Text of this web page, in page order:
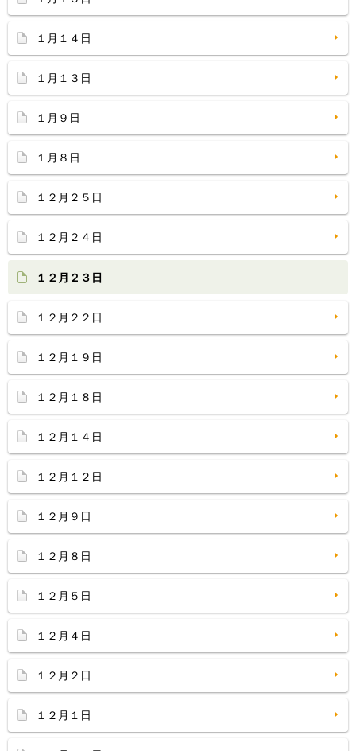
１月１４日
１月１３日
１月９日
１月８日
１２月２５日
１２月２４日
１２月２３日
１２月２２日
１２月１９日
１２月１８日
１２月１４日
１２月１２日
１２月９日
１２月８日
１２月５日
１２月４日
１２月２日
１２月１日